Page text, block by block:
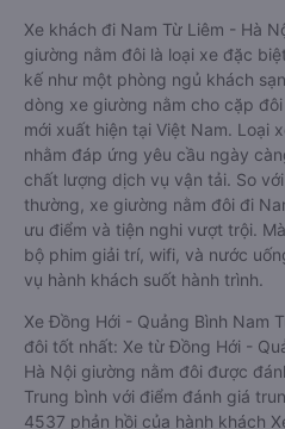
Xe khách đi Nam Từ Liêm - Hà
giường nằm đôi là loại xe đặc
kế như một phòng ngủ khách
dòng xe giường nằm cho cặp
mới xuất hiện tại Việt Nam. Loại
nhằm đáp ứng yêu cầu ngày
chất lượng dịch vụ vận tải. So
thường, xe giường nằm đôi đi
ưu điểm và tiện nghi vượt trội.
bộ phim giải trí, wifi, và nước
vụ hành khách suốt hành trình.
Xe Đồng Hới - Quảng Bình Nam
đôi tốt nhất: Xe từ Đồng Hới -
Hà Nội giường nằm đôi được
Trung bình với điểm đánh giá
4537 phản hồi của hành khách